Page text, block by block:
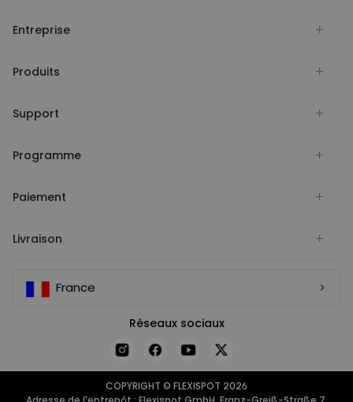
Entreprise
Produits
Support
Programme
Paiement
Livraison
France
Réseaux sociaux
COPYRIGHT © FLEXISPOT 2026